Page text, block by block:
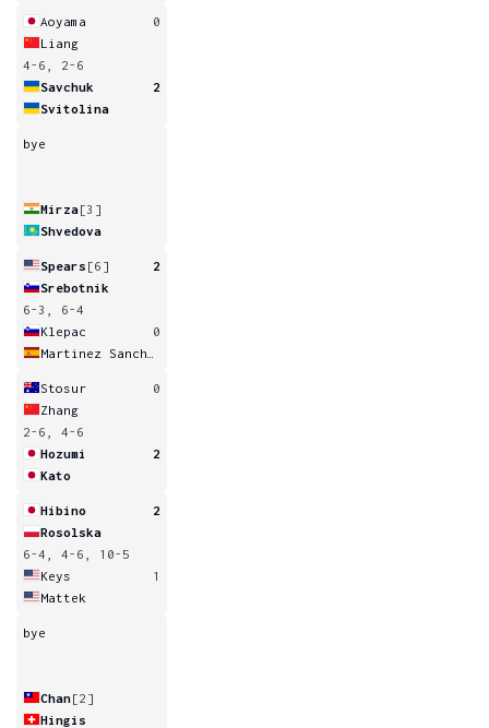
Aoyama
0
Liang
4-6, 2-6
Savchuk
2
Svitolina
bye
Mirza[3]
Shvedova
Spears [6]
2
Srebotnik
6-3, 6-4
Klepac
0
Stosur
0
Zhang
2-6, 4-6
Hozumi
2
Kato
Hibino
2
Rosolska
6-4, 4-6, 10-5
Keys
1
Mattek
bye
Chan[2]
Hingis